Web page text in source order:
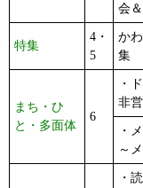
会
特集
4・
5
か
集
まち・ひ
と・多面体
6
・
非
・
～
・